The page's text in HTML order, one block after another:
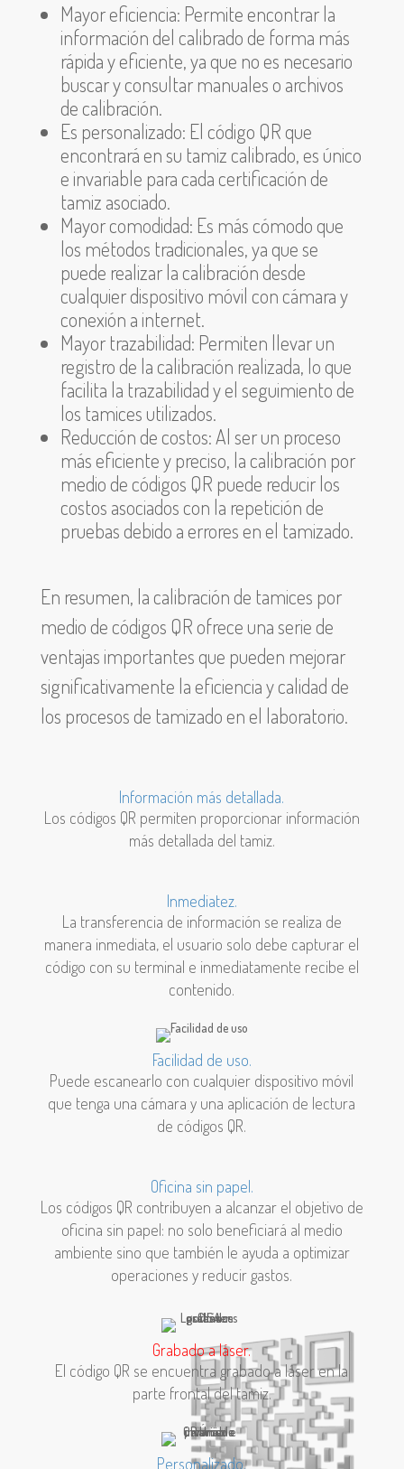
Mayor eficiencia: Permite encontrar la
información del calibrado de forma más
rápida y eficiente, ya que no es necesario
buscar y consultar manuales o archivos
de calibración.
Es personalizado: El código QR que
encontrará en su tamiz calibrado, es único
e invariable para cada certificación de
tamiz asociado.
Mayor comodidad: Es más cómodo que
los métodos tradicionales, ya que se
puede realizar la calibración desde
cualquier dispositivo móvil con cámara y
conexión a internet.
Mayor trazabilidad: Permiten llevar un
registro de la calibración realizada, lo que
facilita la trazabilidad y el seguimiento de
los tamices utilizados.
Reducción de costos: Al ser un proceso
más eficiente y preciso, la calibración por
medio de códigos QR puede reducir los
costos asociados con la repetición de
pruebas debido a errores en el tamizado.
En resumen, la calibración de tamices por
medio de códigos QR ofrece una serie de
ventajas importantes que pueden mejorar
significativamente la eficiencia y calidad de
los procesos de tamizado en el laboratorio.
Información más detallada.
Los códigos QR permiten proporcionar información
más detallada del tamiz.
Inmediatez.
La transferencia de información se realiza de
manera inmediata, el usuario solo debe capturar el
código con su terminal e inmediatamente recibe el
contenido.
Facilidad de uso.
Puede escanearlo con cualquier dispositivo móvil
que tenga una cámara y una aplicación de lectura
de códigos QR.
Oficina sin papel.
Los códigos QR contribuyen a alcanzar el objetivo de
oficina sin papel: no solo beneficiará al medio
ambiente sino que también le ayuda a optimizar
operaciones y reducir gastos.
Grabado a láser.
El código QR se encuentra grabado a láser en la
parte frontal del tamiz.
Personalizado.